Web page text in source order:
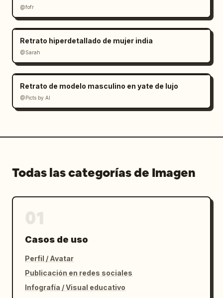
@fofr
Retrato hiperdetallado de mujer india
@Sarah
Retrato de modelo masculino en yate de lujo
@Picts by AI
Todas las categorías de Imagen
Casos de uso
Perfil / Avatar
Publicación en redes sociales
Infografía / Visual educativo